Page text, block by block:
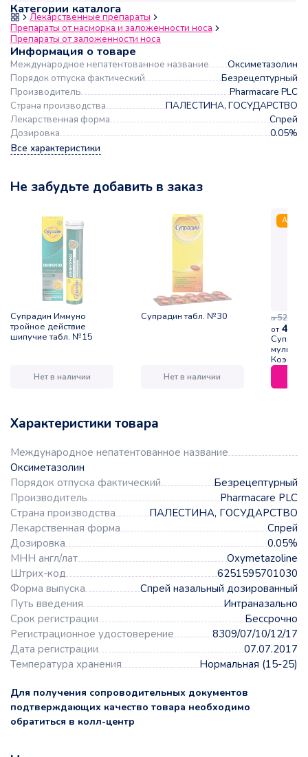
Категории каталога
Лекарственные препараты
Препараты от насморка и заложенности носа
Препараты от заложенности носа
Информация о товаре
Международное непатентованное название
Оксиметазолин
Порядок отпуска фактический
Безрецептурный
Производитель
Pharmacare PLC
Страна производства
ПАЛЕСТИНА, ГОСУДАРСТВО
Лекарственная форма
Спрей
Дозировка
0.05%
Все характеристики
Не забудьте добавить в заказ
Супрадин Иммуно
тройное действие
шипучие табл. №15
Нет в наличии
Супрадин табл. №30
Нет в наличии
Акция
от 52,00
от
туба
Характеристики товара
Международное непатентованное название
Оксиметазолин
Порядок отпуска фактический
Безрецептурный
Производитель
Pharmacare PLC
Страна производства
ПАЛЕСТИНА, ГОСУДАРСТВО
Лекарственная форма
Спрей
Дозировка
0.05%
МНН англ/лат
Oxymetazoline
Штрих-код
6251595701030
Форма выпуска
Спрей назальный дозированный
Путь введения
Интраназально
Срок регистрации
Бессрочно
Регистрационное удостоверение
8309/07/10/12/17
Дата регистрации
07.07.2017
Температура хранения
Нормальная (15-25)
Для получения сопроводительных документов
подтверждающих качество товара необходимо
обратиться в колл-центр